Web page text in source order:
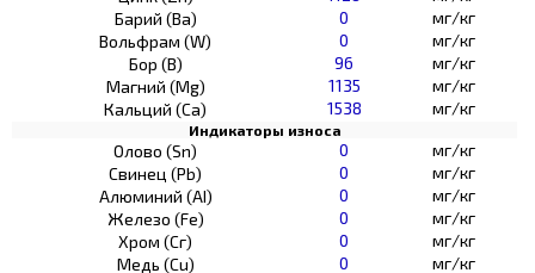
Барий (Ва)
0
мг/кг
Вольфрам (W)
0
мг/кг
Бор (В)
96
мг/кг
Магний (Mg)
1135
мг/кг
Кальций (Са)
1538 мг/кг
Индикаторы износа
Олово (Sn) 0
мг/кг
Свинец (Pb)
0
мг/кг
Алюминий (AI)
0
мг/кг
Железо (Fe)
0
мг/кг
Хром (Сг)
0
мг/кг
Медь (Cu)
0
мг/кг